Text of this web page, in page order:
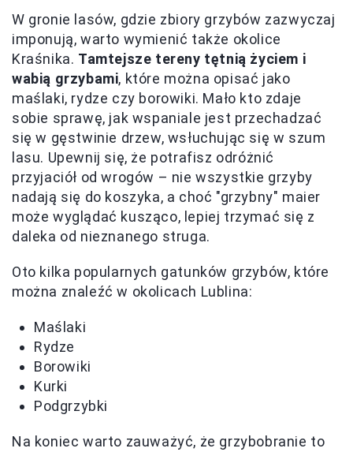
W gronie lasów, gdzie zbiory grzybów zazwyczaj
imponują, warto wymienić także okolice
Kraśnika. Tamtejsze tereny tętnią życiem i
wabią grzybami, które można opisać jako
maślaki, rydze czy borowiki. Mało kto zdaje
sobie sprawę, jak wspaniale jest przechadzać
się w gęstwinie drzew, wsłuchując się w szum
lasu. Upewnij się, że potrafisz odróżnić
przyjaciół od wrogów – nie wszystkie grzyby
nadają się do koszyka, a choć "grzybny" maier
może wyglądać kusząco, lepiej trzymać się z
daleka od nieznanego struga.
Oto kilka popularnych gatunków grzybów, które
można znaleźć w okolicach Lublina:
Maślaki
Rydze
Borowiki
Kurki
Podgrzybki
Na koniec warto zauważyć, że grzybobranie to